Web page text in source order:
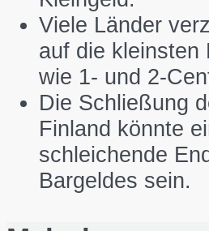
Viele Länder
auf die kleinsten
wie 1- und 2-
Die Schließung
Finland könnte
schleichende
Bargeldes sein.